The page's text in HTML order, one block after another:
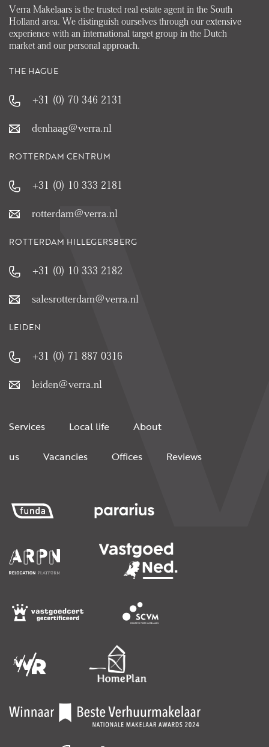
Verra Makelaars is the trusted real estate agent in the South
Holland area. We distinguish ourselves through our extensive
experience with an international target group in the Dutch
market and our personal approach.
THE HAGUE
+31 (0) 70 346 2131
denhaag@verra.nl
ROTTERDAM CENTRUM
+31 (0) 10 333 2181
rotterdam@verra.nl
ROTTERDAM HILLEGERSBERG
+31 (0) 10 333 2182
salesrotterdam@verra.nl
LEIDEN
+31 (0) 71 887 0316
leiden@verra.nl
Services Local life About
us Vacancies Offices Reviews